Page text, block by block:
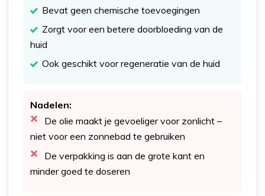
Bevat geen chemische toevoegingen
Zorgt voor een betere doorbloeding van de
huid
Ook geschikt voor regeneratie van de huid
Nadelen:
De olie maakt je gevoeliger voor zonlicht –
niet voor een zonnebad te gebruiken
De verpakking is aan de grote kant en
minder goed te doseren